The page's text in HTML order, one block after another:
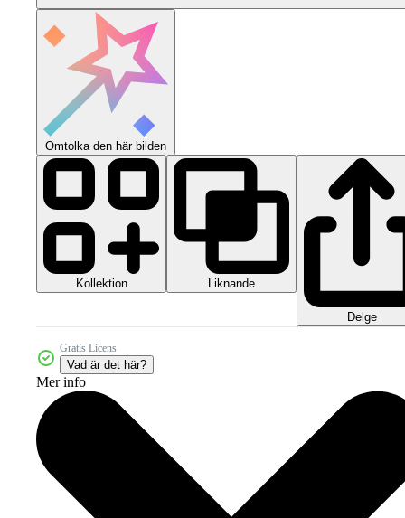
Omtolka den här bilden
Kollektion Liknande
Delge
Gratis Licens
Vad är det här?
Mer info